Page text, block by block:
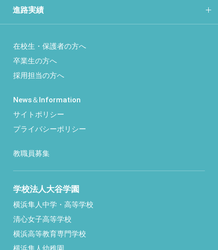
進路実績
在校生・保護者の方へ
卒業生の方へ
採用担当の方へ
News＆Information
サイトポリシー
プライバシーポリシー
教職員募集
学校法人大谷学園
横浜隼人中学・高等学校
清心女子高等学校
横浜高等教育専門学校